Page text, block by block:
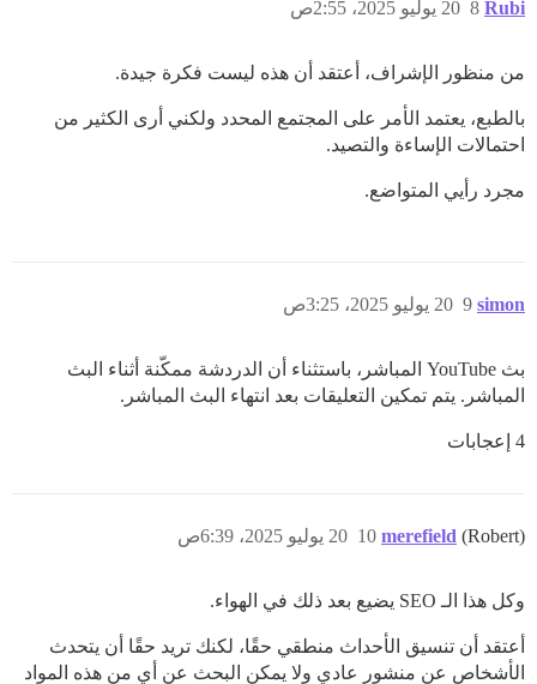
Rubi 20 يوليو 2025، 2:55ص 8
من منظور الإشراف، أعتقد أن هذه ليست فكرة جيدة.
بالطبع، يعتمد الأمر على المجتمع المحدد ولكني أرى الكثير من
احتمالات الإساءة والتصيد.
مجرد رأيي المتواضع.
simon 20 يوليو 2025، 3:25ص 9
بث YouTube المباشر، باستثناء أن الدردشة ممكّنة أثناء البث
المباشر. يتم تمكين التعليقات بعد انتهاء البث المباشر.
4 إعجابات
merefield (Robert) 20 يوليو 2025، 6:39ص 10
وكل هذا الـ SEO يضيع بعد ذلك في الهواء.
أعتقد أن تنسيق الأحداث منطقي حقًا، لكنك تريد حقًا أن يتحدث
الأشخاص عن منشور عادي ولا يمكن البحث عن أي من هذه المواد